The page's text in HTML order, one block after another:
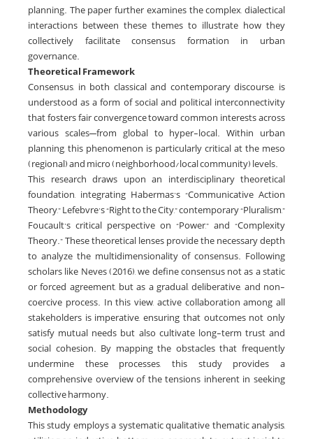
planning. The paper further examines the complex, dialectical
interactions between these themes to illustrate how they
collectively facilitate consensus formation in urban
governance.
Theoretical Framework
Consensus, in both classical and contemporary discourse, is
understood as a form of social and political interconnectivity
that fosters fair convergence toward common interests across
various scales—from global to hyper-local. Within urban
planning, this phenomenon is particularly critical at the meso
(regional) and micro (neighborhood/local community) levels.
This research draws upon an interdisciplinary theoretical
foundation, integrating Habermas’s “Communicative Action
Theory,” Lefebvre’s “Right to the City,” contemporary “Pluralism,”
Foucault’s critical perspective on “Power,” and “Complexity
Theory.” These theoretical lenses provide the necessary depth
to analyze the multidimensionality of consensus. Following
scholars like Neves (2016), we define consensus not as a static
or forced agreement, but as a gradual, deliberative, and non-
coercive process. In this view, active collaboration among all
stakeholders is imperative, ensuring that outcomes not only
satisfy mutual needs but also cultivate long-term trust and
social cohesion. By mapping the obstacles that frequently
undermine these processes, this study provides a
comprehensive overview of the tensions inherent in seeking
collective harmony.
Methodology
This study employs a systematic qualitative thematic analysis,